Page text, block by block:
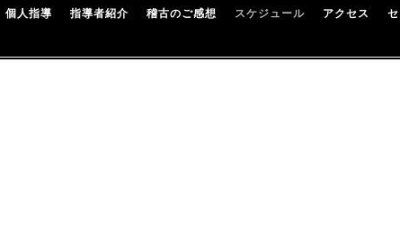
個人指導 指導者紹介 稽古のご感想 スケジュール アクセス